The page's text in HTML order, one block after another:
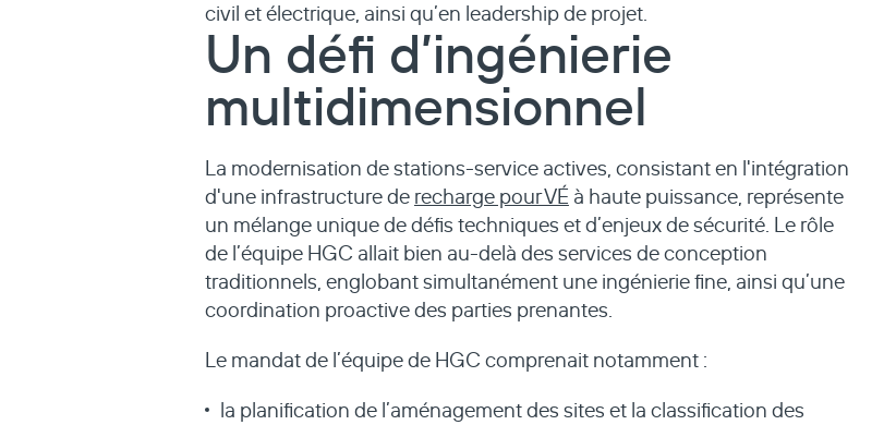
civil et électrique, ainsi qu’en leadership de projet.
Un défi d’ingénierie
multidimensionnel
La modernisation de stations-service actives, consistant en l'intégration
d'une infrastructure de recharge pour VÉ à haute puissance, représente
un mélange unique de défis techniques et d’enjeux de sécurité. Le rôle
de l’équipe HGC allait bien au-delà des services de conception
traditionnels, englobant simultanément une ingénierie fine, ainsi qu’une
coordination proactive des parties prenantes.
Le mandat de l’équipe de HGC comprenait notamment :
la planification de l’aménagement des sites et la classification des